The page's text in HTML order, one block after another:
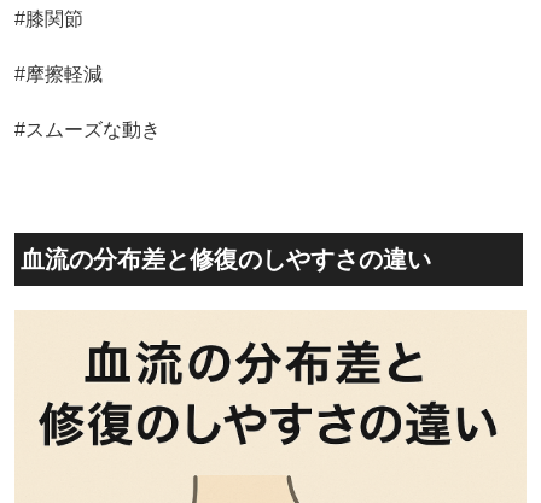
#膝関節
#摩擦軽減
#スムーズな動き
血流の分布差と修復のしやすさの違い